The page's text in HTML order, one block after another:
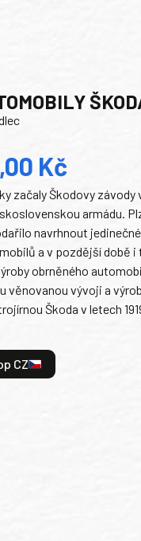
Kč
začaly Škodovy závody
armádu.
navrhnout jedinečné
a v pozdější době i
obrněného
věnovanou vývoji a
Škoda v letech
CZ